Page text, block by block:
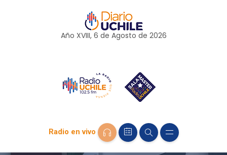
Año XVIII, 6 de Agosto de 2026
Radio en vivo